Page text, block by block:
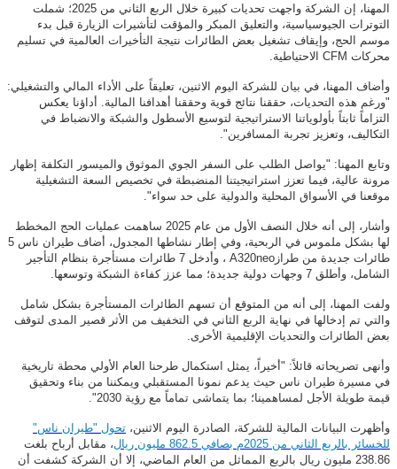
المهنا، إن الشركة واجهت تحديات كبيرة خلال الربع الثاني من 2025؛ شملت
التوترات الجيوسياسية، والتعليق المبكر والمؤقت لتأشيرات الزيارة قبل بدء
موسم الحج، وإيقاف تشغيل بعض الطائرات نتيجة التأخيرات العالمية في تسليم
محركات CFM الاحتياطية.
وأضاف المهنا، في بيان للشركة اليوم الاثنين، تعليقاً على الأداء المالي والتشغيلي:
"ورغم هذه التحديات، حققنا نتائج قوية وحققنا أهدافنا المالية
أداؤنا يعكس
التزاماً ثابتاً بأولوياتنا الاستراتيجية لتوسيع الأسطول والشبكة والانضباط في
التكاليف، وتعزيز تجربة المسافرين".
وتابع المهنا: "يواصل الطلب على السفر الجوي الموثوق والميسور التكلفة إظهار
مرونة عالية، فيما تعزز استراتيجيتنا المنضبطة في تخصيص السعة التشغيلية
موقعنا في الأسواق المحلية والدولية على حد سواء".
وأشار، إلى أنه خلال النصف الأول من عام 2025 ساهمت عمليات الحج المخطط
لها بشكل ملموس في الربحية، وفي إطار نشاطها المجدول، أضاف طيران ناس 5
طائرات جديدة من طراز A320neo
، وأدخل 7 طائرات مستأجرة بنظام التأجير
الشامل، وأطلق 7 وجهات دولية جديدة؛ مما عزز كفاءة الشبكة وتوسعها.
ولفت المهنا، إلى أنه من المتوقع أن تسهم الطائرات المستأجرة بشكل شامل
والتي تم إدخالها في نهاية الربع الثاني في التخفيف من الأثر قصير المدى لتوقف
بعض الطائرات والتحديات الإقليمية الأخرى
وأنهى تصريحاته قائلاً: "أخيراً، يمثل استكمال طرحنا العام الأولي محطة تاريخية
في مسيرة طيران ناس حيث يدعم نمونا المستقبلي ويمكننا من بناء وتحقيق
قيمة طويلة الأجل لمساهمينا؛ بما يتماشى تماماً مع رؤية 2030".
وأظهرت البيانات المالية للشركة، الصادرة اليوم الاثنين، تحول "طيران ناس"
للخسائر بالربع الثاني من 2025م بصافي 862.5 مليون ريال
، مقابل أرباح بلغت
238.86 مليون ريال بالربع المماثل من العام الماضي، إلا أن الشركة كشفت أن